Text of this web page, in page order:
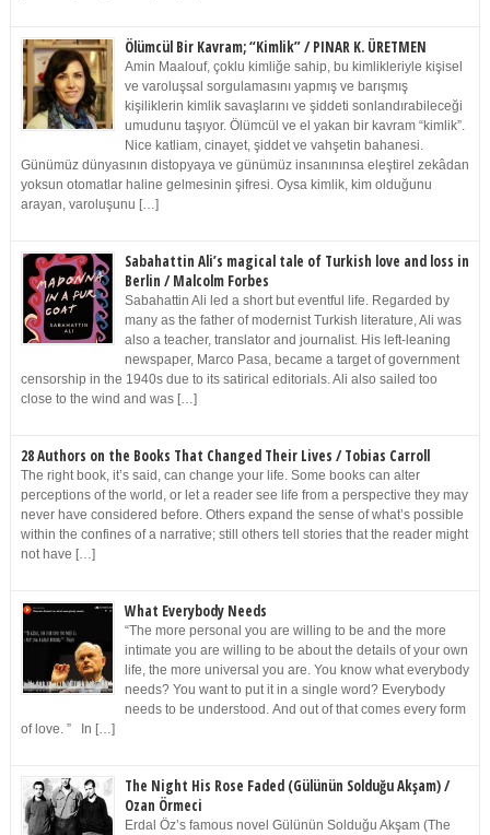
Ölümcül Bir Kavram; “Kimlik” / PINAR K. ÜRETMEN
Amin Maalouf, çoklu kimliğe sahip, bu kimlikleriyle kişisel
ve varoluşsal sorgulamasını yapmış ve barışmış
kişiliklerin kimlik savaşlarını ve şiddeti sonlandırabileceği
umudunu taşıyor. Ölümcül ve el yakan bir kavram “kimlik”.
Nice katliam, cinayet, şiddet ve vahşetin bahanesi.
Günümüz dünyasının distopyaya ve günümüz insanınınsa eleştirel zekâdan
yoksun otomatlar haline gelmesinin şifresi. Oysa kimlik, kim olduğunu
arayan, varoluşunu […]
Sabahattin Ali’s magical tale of Turkish love and loss in
Berlin / Malcolm Forbes
Sabahattin Ali led a short but eventful life. Regarded by
many as the father of modernist Turkish literature, Ali was
also a teacher, translator and journalist. His left-leaning
newspaper, Marco Pasa, became a target of government
censorship in the 1940s due to its satirical editorials. Ali also sailed too
close to the wind and was […]
28 Authors on the Books That Changed Their Lives / Tobias Carroll
The right book, it’s said, can change your life. Some books can alter
perceptions of the world, or let a reader see life from a perspective they may
never have considered before. Others expand the sense of what’s possible
within the confines of a narrative; still others tell stories that the reader might
not have […]
What Everybody Needs
“The more personal you are willing to be and the more
intimate you are willing to be about the details of your own
life, the more universal you are. You know what everybody
needs? You want to put it in a single word? Everybody
needs to be understood. And out of that comes every form
of love. ” In […]
The Night His Rose Faded (Gülünün Solduğu Akşam) /
Ozan Örmeci
Erdal Öz’s famous novel Gülünün Solduğu Akşam (The